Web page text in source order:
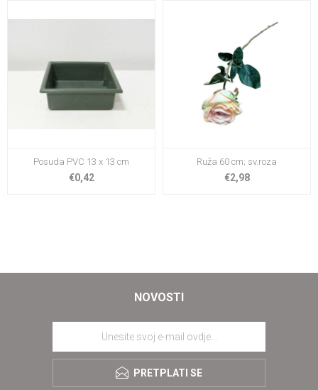
Posuda PVC 13 x 13 cm
€0,42
Ruža 60 cm; sv.roza
€2,98
NOVOSTI
PRETPLATI SE